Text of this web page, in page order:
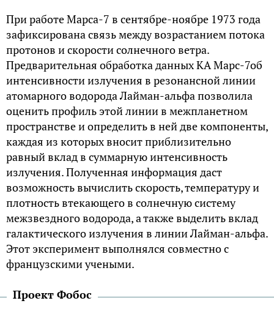
При работе Марса-7 в сентябре-ноябре 1973 года
зафиксирована связь между возрастанием потока
протонов и скорости солнечного ветра.
Предварительная обработка данных КА Марс-7об
интенсивности излучения в резонансной линии
атомарного водорода Лайман-альфа позволила
оценить профиль этой линии в межпланетном
пространстве и определить в ней две компоненты,
каждая из которых вносит приблизительно
равный вклад в суммарную интенсивность
излучения. Полученная информация даст
возможность вычислить скорость, температуру и
плотность втекающего в солнечную систему
межзвездного водорода, а также выделить вклад
галактического излучения в линии Лайман-альфа.
Этот эксперимент выполнялся совместно с
французскими учеными.
Проект Фобос